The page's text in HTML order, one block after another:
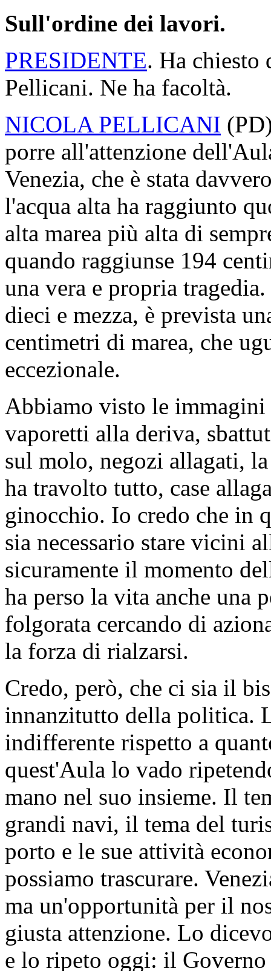
Sull'ordine dei lavori.
PRESIDENTE. Ha chiesto
Pellicani. Ne ha facoltà.
NICOLA PELLICANI (PD
porre all'attenzione
Venezia, che è stata
l'acqua alta ha raggiunto
alta marea più alta di
quando raggiunse 194
una vera e propria
dieci e mezza, è prevista
centimetri di marea, che
eccezionale.
Abbiamo visto le
vaporetti alla deriva,
sul molo, negozi allagati,
ha travolto tutto, case
ginocchio. Io credo che in
sia necessario stare vicini
sicuramente il momento
ha perso la vita anche una
folgorata cercando di
la forza di rialzarsi.
Credo, però, che ci sia il
innanzitutto della politica.
indifferente rispetto a
quest'Aula lo vado
mano nel suo insieme. Il
grandi navi, il tema del
porto e le sue attività
possiamo trascurare.
ma un'opportunità per il
giusta attenzione. Lo
e lo ripeto oggi: il